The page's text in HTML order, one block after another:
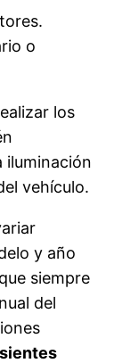
o
los
iluminación
vehículo.
y año
siempre
del